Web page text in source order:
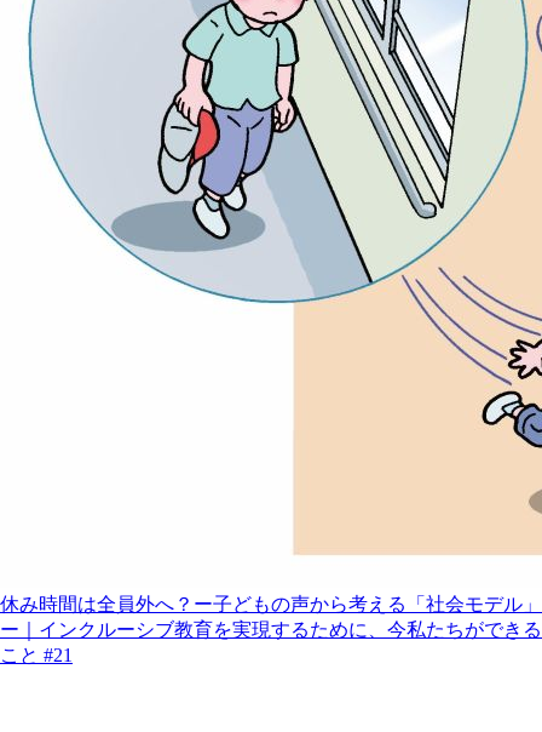
休み時間は全員外へ？ー子どもの声から考える「社会モデル」
ー｜インクルーシブ教育を実現するために、今私たちができる
こと #21